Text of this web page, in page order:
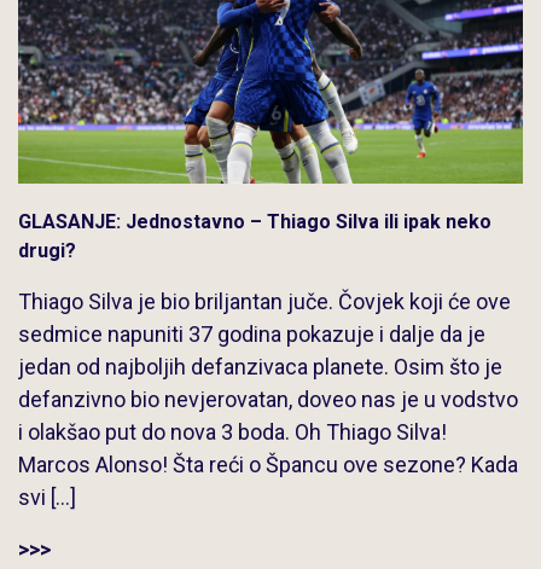
GLASANJE: Jednostavno – Thiago Silva ili ipak neko
drugi?
Thiago Silva je bio briljantan juče. Čovjek koji će ove
sedmice napuniti 37 godina pokazuje i dalje da je
jedan od najboljih defanzivaca planete. Osim što je
defanzivno bio nevjerovatan, doveo nas je u vodstvo
i olakšao put do nova 3 boda. Oh Thiago Silva!
Marcos Alonso! Šta reći o Špancu ove sezone? Kada
svi […]
>>>